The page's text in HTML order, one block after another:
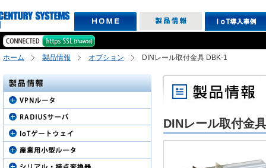
ホーム 製品情報 オプション DINレール取付金具 DBK-1
DINレール取付金